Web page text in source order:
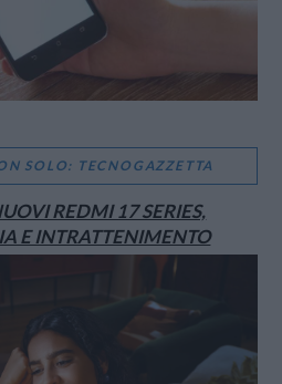
SOLO: TECNOGAZZETTA
REDMI 17 SERIES,
E INTRATTENIMENTO